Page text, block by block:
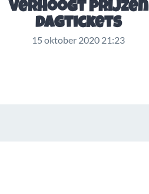
verhoogt prijzen
dagtickets
15 oktober 2020 21:23